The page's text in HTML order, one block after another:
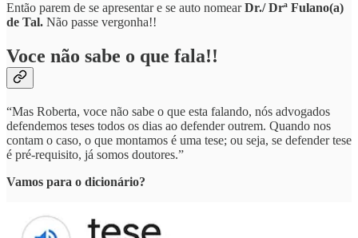
Então parem de se apresentar e se auto nomearDr./ Drª Fulano(a)
de Tal. Não passe vergonha!!
Voce não sabe o que fala!!
“Mas Roberta, voce não sabe o que esta falando, nós advogados
defendemos teses todos os dias ao defender outrem. Quando nos
contam o caso, o que montamos é uma tese; ou seja, se defender tese
é pré-requisito, já somos doutores.”
Vamos para o dicionário?